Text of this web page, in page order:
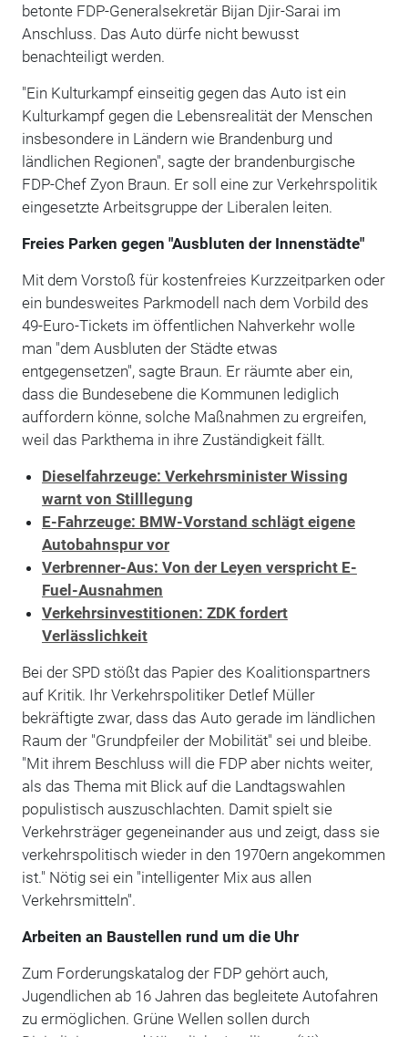
betonte FDP-Generalsekretär Bijan Djir-Sarai im
Anschluss. Das Auto dürfe nicht bewusst
benachteiligt werden.
"Ein Kulturkampf einseitig gegen das Auto ist ein
Kulturkampf gegen die Lebensrealität der Menschen
insbesondere in Ländern wie Brandenburg und
ländlichen Regionen", sagte der brandenburgische
FDP-Chef Zyon Braun. Er soll eine zur Verkehrspolitik
eingesetzte Arbeitsgruppe der Liberalen leiten.
Freies Parken gegen "Ausbluten der Innenstädte"
Mit dem Vorstoß für kostenfreies Kurzzeitparken oder
ein bundesweites Parkmodell nach dem Vorbild des
49-Euro-Tickets im öffentlichen Nahverkehr wolle
man "dem Ausbluten der Städte etwas
entgegensetzen", sagte Braun. Er räumte aber ein,
dass die Bundesebene die Kommunen lediglich
auffordern könne, solche Maßnahmen zu ergreifen,
weil das Parkthema in ihre Zuständigkeit fällt.
Dieselfahrzeuge: Verkehrsminister Wissing
warnt von Stilllegung
E-Fahrzeuge: BMW-Vorstand schlägt eigene
Autobahnspur vor
Verbrenner-Aus: Von der Leyen verspricht E-
Fuel-Ausnahmen
Verkehrsinvestitionen: ZDK fordert
Verlässlichkeit
Bei der SPD stößt das Papier des Koalitionspartners
auf Kritik. Ihr Verkehrspolitiker Detlef Müller
bekräftigte zwar, dass das Auto gerade im ländlichen
Raum der "Grundpfeiler der Mobilität" sei und bleibe.
"Mit ihrem Beschluss will die FDP aber nichts weiter,
als das Thema mit Blick auf die Landtagswahlen
populistisch auszuschlachten. Damit spielt sie
Verkehrsträger gegeneinander aus und zeigt, dass sie
verkehrspolitisch wieder in den 1970ern angekommen
ist." Nötig sei ein "intelligenter Mix aus allen
Verkehrsmitteln".
Arbeiten an Baustellen rund um die Uhr
Zum Forderungskatalog der FDP gehört auch,
Jugendlichen ab 16 Jahren das begleitete Autofahren
zu ermöglichen. Grüne Wellen sollen durch